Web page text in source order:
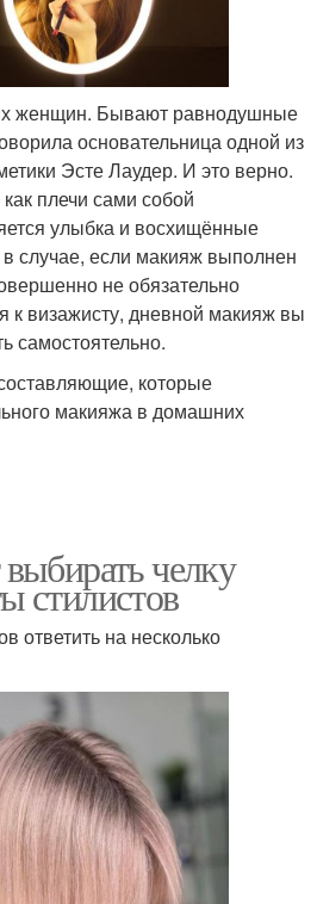
женщин. Бывают равнодушные
основательница одной из
Эсте Лаудер. И это верно.
плечи сами собой
улыбка и восхищённые
случае, если макияж выполнен
не обязательно
к визажисту, дневной макияж вы
самостоятельно.
которые
макияжа в домашних
челку
стилистов
ответить на несколько